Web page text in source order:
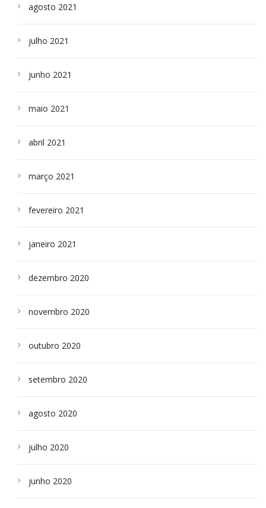
agosto 2021
julho 2021
junho 2021
maio 2021
abril 2021
março 2021
fevereiro 2021
janeiro 2021
dezembro 2020
novembro 2020
outubro 2020
setembro 2020
agosto 2020
julho 2020
junho 2020